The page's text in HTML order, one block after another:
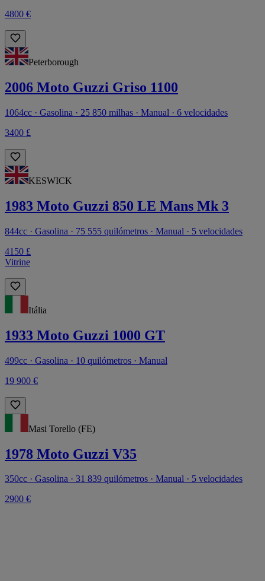
4800 €
Peterborough
2006 Moto Guzzi Griso 1100
1064cc · Gasolina · 25 850 milhas · Manual · 6 velocidades
3400 £
KESWICK
1983 Moto Guzzi 850 LE Mans Mk 3
844cc · Gasolina · 75 555 quilómetros · Manual · 5 velocidades
4150 £
Vitrine
Itália
1933 Moto Guzzi 1000 GT
499cc · Gasolina · 10 quilómetros · Manual
19 900 €
Masi Torello (FE)
1978 Moto Guzzi V35
350cc · Gasolina · 31 839 quilómetros · Manual · 5 velocidades
2900 €